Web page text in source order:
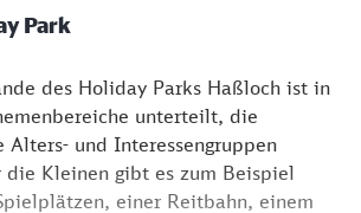
Park
des Holiday Parks Haßloch ist in
unterteilt, die
Alters- und Interessengruppen
die Kleinen gibt es zum Beispiel
einer Reitbahn, einem